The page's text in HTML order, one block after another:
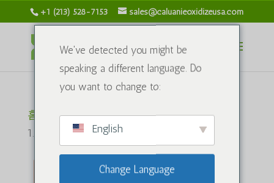
+1 (213) 528-7153 sales@caluanieoxidizeusa.com
홈 화학적인/ 칼루아니 무엘레어 산화제
1.5리터
We've detected you might be
speaking a different language. Do
you want to change to:
English
Change Language